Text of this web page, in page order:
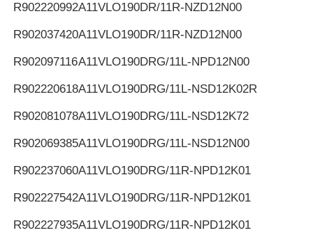
R902220992A11VLO190DR/11R-NZD12N00
R902037420A11VLO190DR/11R-NZD12N00
R902097116A11VLO190DRG/11L-NPD12N00
R902220618A11VLO190DRG/11L-NSD12K02R
R902081078A11VLO190DRG/11L-NSD12K72
R902069385A11VLO190DRG/11L-NSD12N00
R902237060A11VLO190DRG/11R-NPD12K01
R902227542A11VLO190DRG/11R-NPD12K01
R902227935A11VLO190DRG/11R-NPD12K01